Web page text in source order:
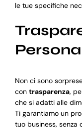
le tue specifiche
Non ci sono
con trasparenza,
che si adatti alle
Ti garantiamo un
tuo business, senza